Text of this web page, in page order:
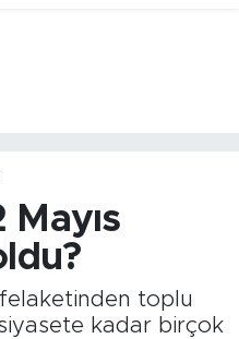
Mayıs
toplu
kadar birçok
ve Fikstür